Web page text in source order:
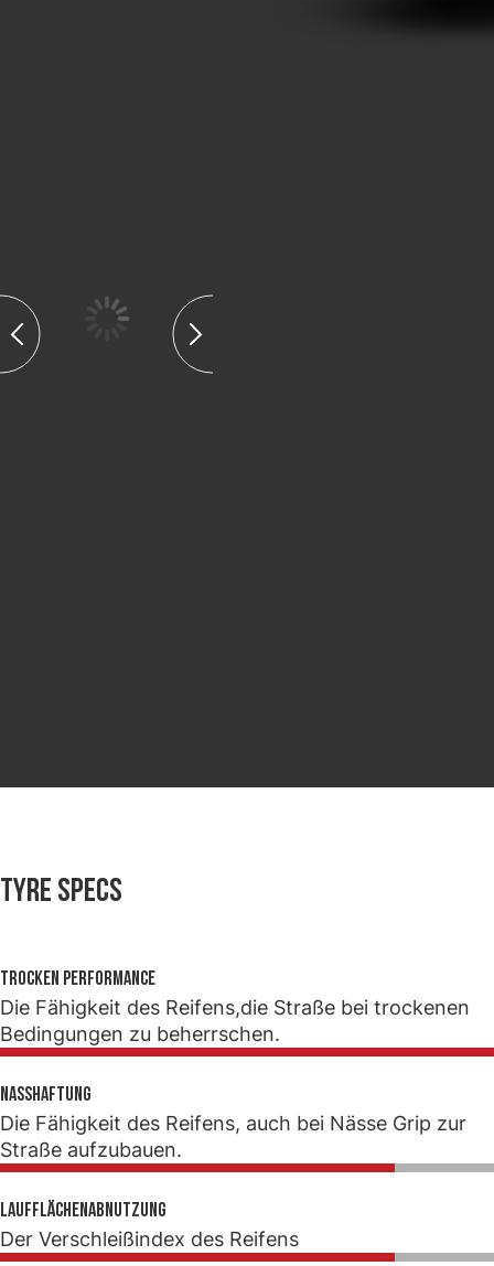
Tyre specs
Trocken Performance
Die Fähigkeit des Reifens,die Straße bei trockenen
Bedingungen zu beherrschen.
Nasshaftung
Die Fähigkeit des Reifens, auch bei Nässe Grip zur
Straße aufzubauen.
Laufflächenabnutzung
Der Verschleißindex des Reifens